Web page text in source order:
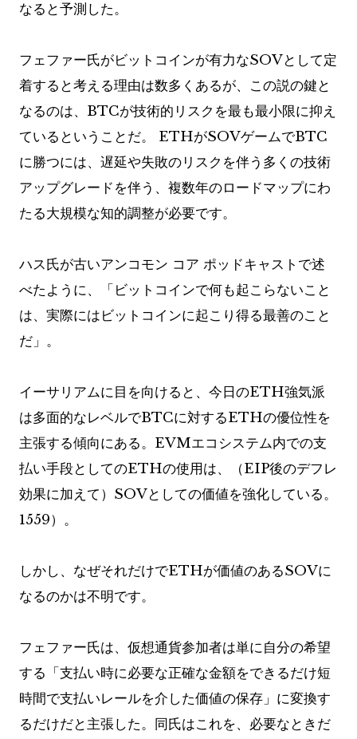
なると予測した。
フェファー氏がビットコインが有力なSOVとして定
着すると考える理由は数多くあるが、この説の鍵と
なるのは、BTCが技術的リスクを最も最小限に抑え
ているということだ。 ETHがSOVゲームでBTC
に勝つには、遅延や失敗のリスクを伴う多くの技術
アップグレードを伴う、複数年のロードマップにわ
たる大規模な知的調整が必要です。
ハス氏が古いアンコモン コア ポッドキャストで述
べたように、「ビットコインで何も起こらないこと
は、実際にはビットコインに起こり得る最善のこと
だ」。
イーサリアムに目を向けると、今日のETH強気派
は多面的なレベルでBTCに対するETHの優位性を
主張する傾向にある。EVMエコシステム内での支
払い手段としてのETHの使用は、（EIP後のデフレ
効果に加えて）SOVとしての価値を強化している。
1559）。
しかし、なぜそれだけでETHが価値のあるSOVに
なるのかは不明です。
フェファー氏は、仮想通貨参加者は単に自分の希望
する「支払い時に必要な正確な金額をできるだけ短
時間で支払いレールを介した価値の保存」に変換す
るだけだと主張した。同氏はこれを、必要なときだ